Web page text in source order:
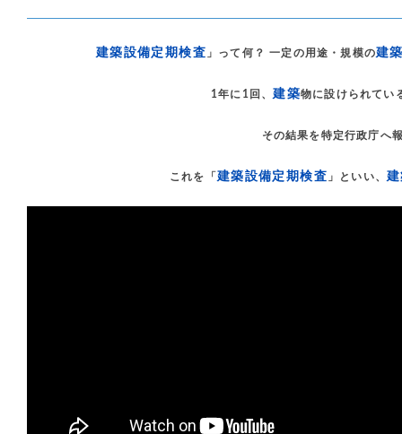
建築設備定期検査 」って何？ 一定の用途・規模の建
1年に1回、建築物に設けられてい
その結果を特定行政庁へ
これを「 建築設備定期検査 」といい、